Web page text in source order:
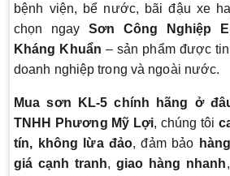
bệnh viện, bể nước, bãi đậu xe
chọn ngay Sơn Công Nghiệp
Kháng Khuẩn – sản phẩm được
doanh nghiệp trong và ngoài nước.
Mua sơn KL-5 chính hãng ở
TNHH Phương Mỹ Lợi, chúng tôi
tín, không lừa đảo, đảm bảo
giá cạnh tranh,giao hàng nhanh